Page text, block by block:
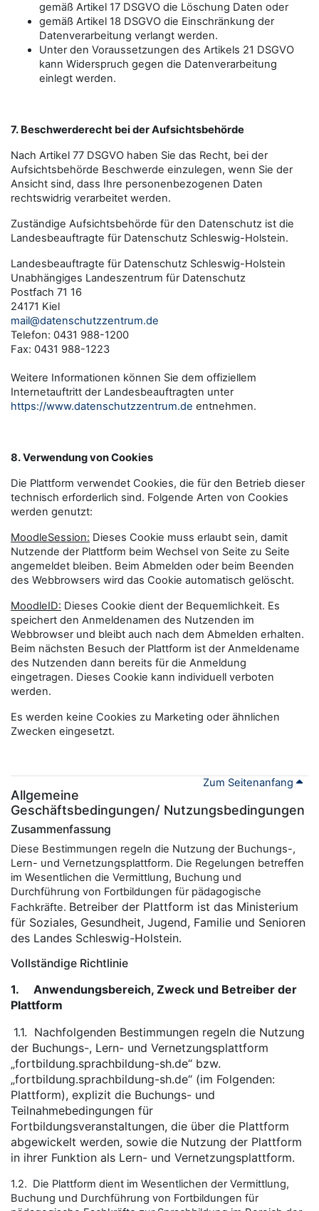
gemäß Artikel 17 DSGVO die Löschung Daten oder
gemäß Artikel 18 DSGVO die Einschränkung der
Datenverarbeitung verlangt werden.
Unter den Voraussetzungen des Artikels 21 DSGVO
kann Widerspruch gegen die Datenverarbeitung
einlegt werden.
7. Beschwerderecht bei der Aufsichtsbehörde
Nach Artikel 77 DSGVO haben Sie das Recht, bei der
Aufsichtsbehörde Beschwerde einzulegen, wenn Sie der
Ansicht sind, dass Ihre personenbezogenen Daten
rechtswidrig verarbeitet werden.
Zuständige Aufsichtsbehörde für den Datenschutz ist die
Landesbeauftragte für Datenschutz Schleswig-Holstein.
Landesbeauftragte für Datenschutz Schleswig-Holstein
Unabhängiges Landeszentrum für Datenschutz
Postfach 71 16
24171 Kiel
mail@datenschutzzentrum.de
Telefon: 0431 988-1200
Fax: 0431 988-1223
Weitere Informationen können Sie dem offiziellem
Internetauftritt der Landesbeauftragten unter
https://www.datenschutzzentrum.de entnehmen.
8. Verwendung von Cookies
Die Plattform verwendet Cookies, die für den Betrieb dieser
technisch erforderlich sind. Folgende Arten von Cookies
werden genutzt:
MoodleSession: Dieses Cookie muss erlaubt sein, damit
Nutzende der Plattform beim Wechsel von Seite zu Seite
angemeldet bleiben. Beim Abmelden oder beim Beenden
des Webbrowsers wird das Cookie automatisch gelöscht.
MoodleID: Dieses Cookie dient der Bequemlichkeit. Es
speichert den Anmeldenamen des Nutzenden im
Webbrowser und bleibt auch nach dem Abmelden erhalten.
Beim nächsten Besuch der Plattform ist der Anmeldename
des Nutzenden dann bereits für die Anmeldung
eingetragen. Dieses Cookie kann individuell verboten
werden.
Es werden keine Cookies zu Marketing oder ähnlichen
Zwecken eingesetzt.
Zum Seitenanfang
Allgemeine
Geschäftsbedingungen/ Nutzungsbedingungen
Zusammenfassung
Diese Bestimmungen regeln die Nutzung der Buchungs-,
Lern- und Vernetzungsplattform. Die Regelungen betreffen
im Wesentlichen die Vermittlung, Buchung und
Durchführung von Fortbildungen für pädagogische
Fachkräfte. Betreiber der Plattform ist das Ministerium
für Soziales, Gesundheit, Jugend, Familie und Senioren
des Landes Schleswig-Holstein.
Vollständige Richtlinie
1. Anwendungsbereich, Zweck und Betreiber der
Plattform
1.1. Nachfolgenden Bestimmungen regeln die Nutzung
der Buchungs-, Lern- und Vernetzungsplattform
„fortbildung.sprachbildung-sh.de“ bzw.
„fortbildung.sprachbildung-sh.de“ (im Folgenden:
Plattform), explizit die Buchungs- und
Teilnahmebedingungen für
Fortbildungsveranstaltungen, die über die Plattform
abgewickelt werden, sowie die Nutzung der Plattform
in ihrer Funktion als Lern- und Vernetzungsplattform.
1.2. Die Plattform dient im Wesentlichen der Vermittlung,
Buchung und Durchführung von Fortbildungen für